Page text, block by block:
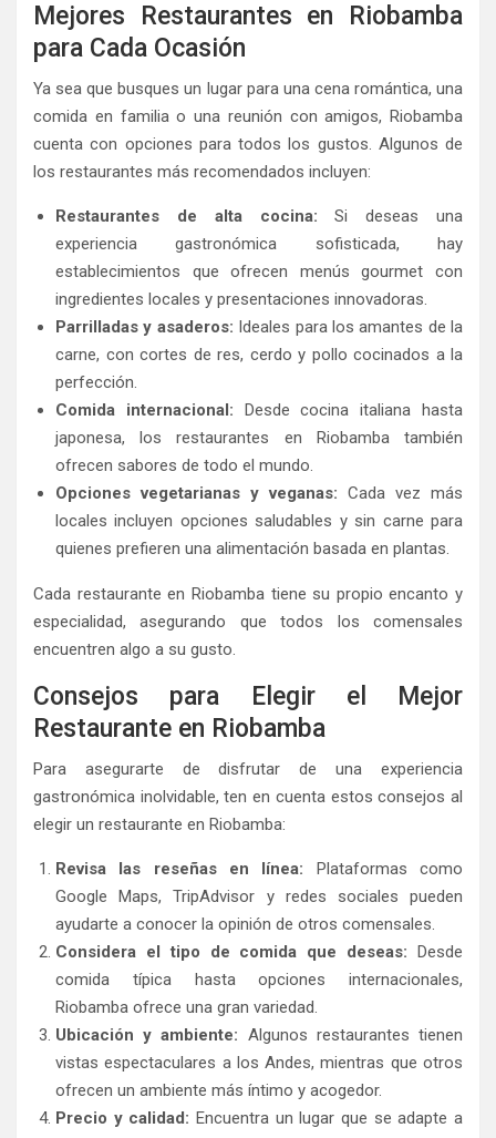
Mejores Restaurantes en Riobamba
para Cada Ocasión
Ya sea que busques un lugar para una cena romántica, una
comida en familia o una reunión con amigos, Riobamba
cuenta con opciones para todos los gustos. Algunos de
los restaurantes más recomendados incluyen:
Restaurantes de alta cocina: Si deseas una
experiencia gastronómica sofisticada, hay
establecimientos que ofrecen menús gourmet con
ingredientes locales y presentaciones innovadoras.
Parrilladas y asaderos: Ideales para los amantes de la
carne, con cortes de res, cerdo y pollo cocinados a la
perfección.
Comida internacional: Desde cocina italiana hasta
japonesa, los restaurantes en Riobamba también
ofrecen sabores de todo el mundo.
Opciones vegetarianas y veganas: Cada vez más
locales incluyen opciones saludables y sin carne para
quienes prefieren una alimentación basada en plantas.
Cada restaurante en Riobamba tiene su propio encanto y
especialidad, asegurando que todos los comensales
encuentren algo a su gusto.
Consejos para Elegir el Mejor
Restaurante en Riobamba
Para asegurarte de disfrutar de una experiencia
gastronómica inolvidable, ten en cuenta estos consejos al
elegir un restaurante en Riobamba:
Revisa las reseñas en línea: Plataformas como
Google Maps, TripAdvisor y redes sociales pueden
ayudarte a conocer la opinión de otros comensales.
Considera el tipo de comida que deseas: Desde
comida típica hasta opciones internacionales,
Riobamba ofrece una gran variedad.
Ubicación y ambiente: Algunos restaurantes tienen
vistas espectaculares a los Andes, mientras que otros
ofrecen un ambiente más íntimo y acogedor.
Precio y calidad: Encuentra un lugar que se adapte a